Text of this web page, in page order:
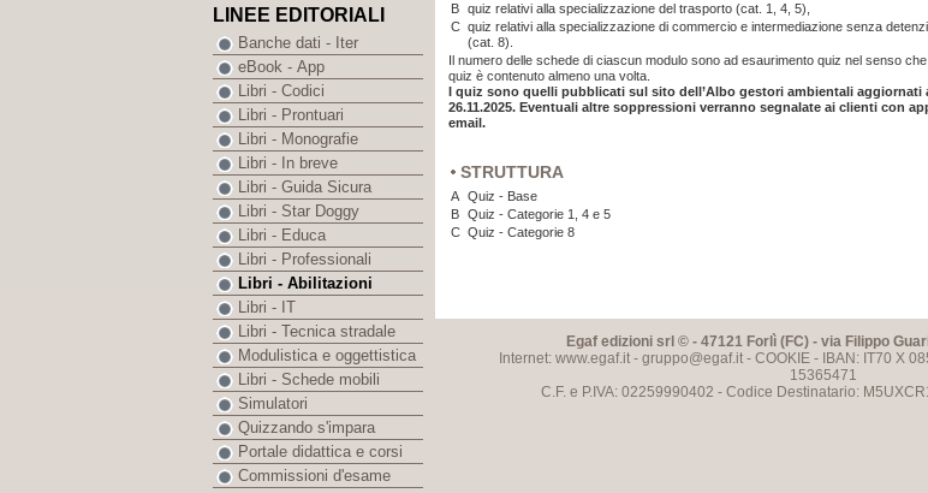
B quiz relativi alla specializzazione del trasporto (cat. 1, 4, 5),
C quiz relativi alla specializzazione di commercio e intermediazione senza
(cat. 8).
Il numero delle schede di ciascun modulo sono ad esaurimento quiz nel senso
quiz è contenuto almeno una volta.
I quiz sono quelli pubblicati sul sito dell’Albo gestori ambientali aggiornati
26.11.2025. Eventuali altre soppressioni verranno segnalate ai clienti con
email.
STRUTTURA
A Quiz - Base
B Quiz - Categorie 1, 4 e 5
C Quiz - Categorie 8
Egaf edizioni srl © - 47121 Forlì (FC) - via Filippo
Internet: www.egaf.it - gruppo@egaf.it- COOKIE- IBAN: IT70 X
15365471
C.F. e P.IVA: 02259990402 - Codice Destinatario:
LINEE EDITORIALI
Banche dati - Iter
eBook - App
Libri - Codici
Libri - Prontuari
Libri - Monografie
Libri - In breve
Libri - Guida Sicura
Libri - Star Doggy
Libri - Educa
Libri - Professionali
Libri - Abilitazioni
Libri - IT
Libri - Tecnica stradale
Modulistica e oggettistica
Libri - Schede mobili
Simulatori
Quizzando s'impara
Portale didattica e corsi
Commissioni d'esame